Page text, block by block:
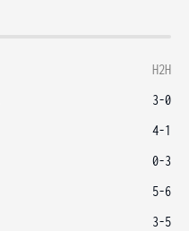
H2H
3-0
4-1
0-3
5-6
3-5